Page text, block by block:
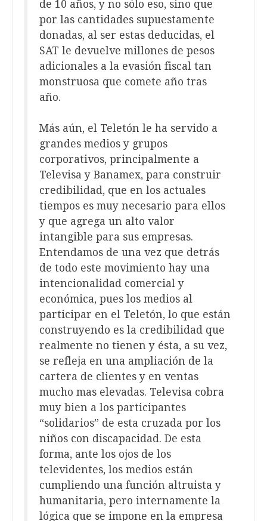
de 10 años, y no sólo eso, sino que
por las cantidades supuestamente
donadas, al ser estas deducidas, el
SAT le devuelve millones de pesos
adicionales a la evasión fiscal tan
monstruosa que comete año tras
año.
Más aún, el Teletón le ha servido a
grandes medios y grupos
corporativos, principalmente a
Televisa y Banamex, para construir
credibilidad, que en los actuales
tiempos es muy necesario para ellos
y que agrega un alto valor
intangible para sus empresas.
Entendamos de una vez que detrás
de todo este movimiento hay una
intencionalidad comercial y
económica, pues los medios al
participar en el Teletón, lo que están
construyendo es la credibilidad que
realmente no tienen y ésta, a su vez,
se refleja en una ampliación de la
cartera de clientes y en ventas
mucho mas elevadas. Televisa cobra
muy bien a los participantes
“solidarios” de esta cruzada por los
niños con discapacidad. De esta
forma, ante los ojos de los
televidentes, los medios están
cumpliendo una función altruista y
humanitaria, pero internamente la
lógica que se impone en la empresa